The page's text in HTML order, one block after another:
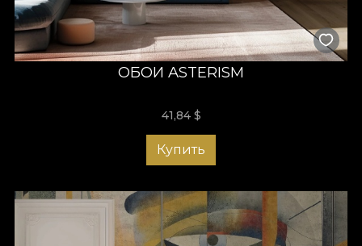
ОБОИ ASTERISM
41,84 $
Купить